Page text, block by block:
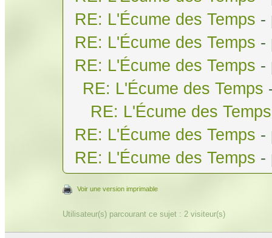
RE: L'Écume des Temps -
RE: L'Écume des Temps -
RE: L'Écume des Temps -
RE: L'Écume des Temps
RE: L'Écume des Temps
RE: L'Écume des Temps -
RE: L'Écume des Temps -
Voir une version imprimable
Utilisateur(s) parcourant ce sujet : 2 visiteur(s)